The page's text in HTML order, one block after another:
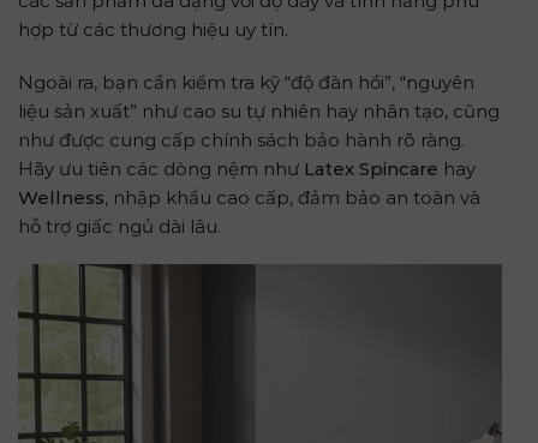
hợp từ các thương hiệu uy tín.
Ngoài ra, bạn cần kiểm tra kỹ “độ đàn hồi”, “nguyên
liệu sản xuất” như cao su tự nhiên hay nhân tạo, cũng
như được cung cấp chính sách bảo hành rõ ràng.
Hãy ưu tiên các dòng nệm như Latex Spincare hay
Wellness, nhập khẩu cao cấp, đảm bảo an toàn và
hỗ trợ giấc ngủ dài lâu.